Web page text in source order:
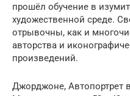
прошёл обучение в
художественной среде.
отрывочны, как и
авторства и
произведений.
Джорджоне, Автопортрет